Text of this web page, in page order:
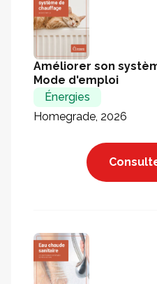
Améliorer son
Mode d'emploi
Énergies
Homegrade, 2026